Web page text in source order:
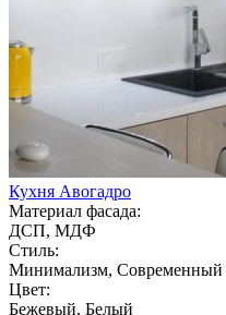
Кухня Авогадро
Материал фасада:
ДСП, МДФ
Стиль:
Минимализм, Современный
Цвет:
Бежевый, Белый